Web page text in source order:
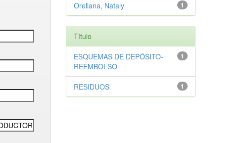
1
Orellana, Nataly
Título
1
ESQUEMAS DE DEPÓSITO-
REEMBOLSO
1
RESIDUOS